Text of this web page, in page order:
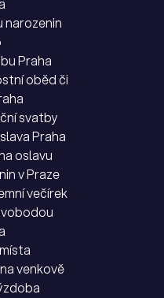
narozenin
Praha
oběd či
svatby
Praha
oslavu
v Praze
večírek
venkově